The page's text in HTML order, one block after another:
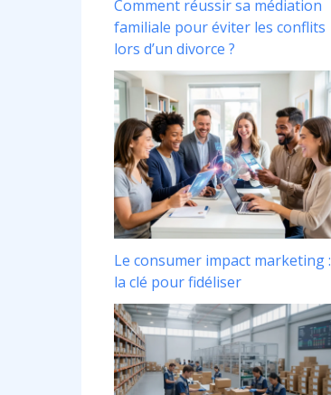
Comment réussir sa médiation
familiale pour éviter les conflits
lors d’un divorce ?
Le consumer impact marketing :
la clé pour fidéliser